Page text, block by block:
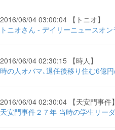
2016/06/04 03:00:04 【トニオ】
トニオさん - デイリーニュースオン
2016/06/04 02:30:15 【時人】
時の人オバマ､退任後移り住む6億
2016/06/04 02:30:04 【天安門事件】
天安門事件２７年 当時の学生リー